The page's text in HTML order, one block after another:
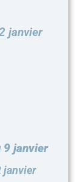
janvier
9 janvier
janvier